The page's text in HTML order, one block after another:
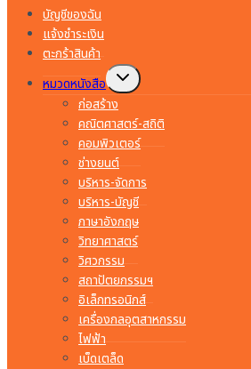
บัญชีของฉัน
แจ้งชำระเงิน
ตะกร้าสินค้า
หมวดหนังสือ
Toggle
child
menu
ก่อสร้าง
คณิตศาสตร์-สถิติ
คอมพิวเตอร์
ช่างยนต์
บริหาร-จัดการ
บริหาร-บัญชี
ภาษาอังกฤษ
วิทยาศาสตร์
วิศวกรรม
สถาปัตยกรรมฯ
อิเล็กทรอนิกส์
เครื่องกลอุตสาหกรรม
ไฟฟ้า
เบ็ดเตล็ด